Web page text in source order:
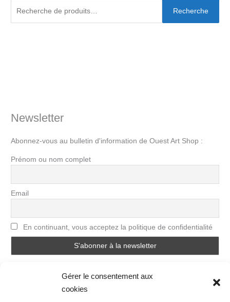
Gérer le consentement aux
cookies
Recherche
Newsletter
Abonnez-vous au bulletin d'information de Ouest Art Shop :
Prénom ou nom complet
Email
En continuant, vous acceptez la politique de confidentialité